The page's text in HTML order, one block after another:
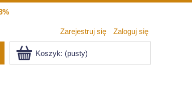
Zarejestruj się Zaloguj się
Koszyk: (pusty)